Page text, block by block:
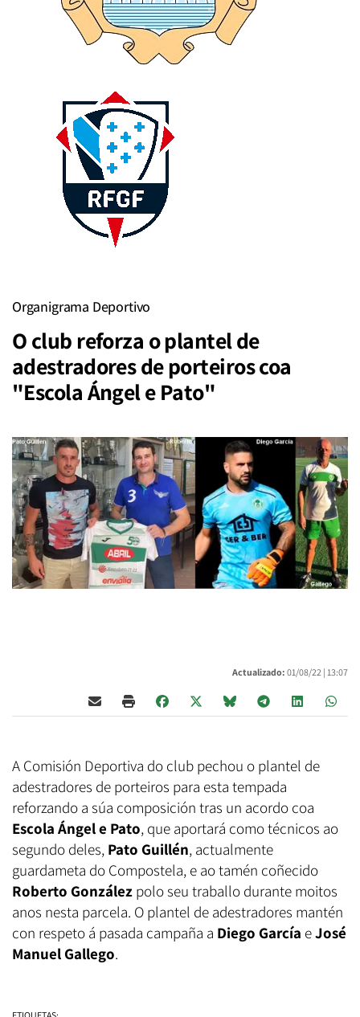
Organigrama Deportivo
O club reforza o plantel de
adestradores de porteiros coa
"Escola Ángel e Pato"
Actualizado: 01/08/22 | 13:07
A Comisión Deportiva do club pechou o plantel de
adestradores de porteiros para esta tempada
reforzando a súa composición tras un acordo coa
Escola Ángel e Pato, que aportará como técnicos ao
segundo deles, Pato Guillén, actualmente
guardameta do Compostela, e ao tamén coñecido
Roberto González polo seu traballo durante moitos
anos nesta parcela. O plantel de adestradores mantén
con respeto á pasada campaña a Diego García eJosé
Manuel Gallego.